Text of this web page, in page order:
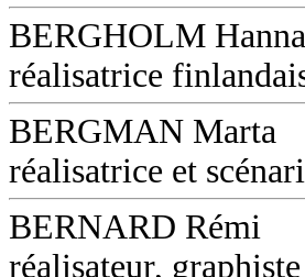
BERGHOLM Hanna
réalisatrice
BERGMAN Marta
réalisatrice et
BERNARD Rémi
réalisateur, graphiste